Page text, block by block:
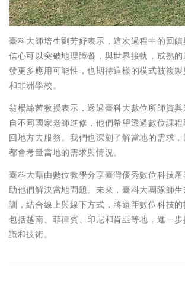
臺科大師培生劉芳妤表示，這次過程中的回
信心可以突破地理障礙，與世界接軌，成熟
發更多應用可能性，也期待這樣的模式被複
和非洲學校。
翁楊絲茜教授表示，透過臺科大數位所師資
自不同國家老師進修，他們希望透過數位課
回地方去服務。我們也深刻了解當地的需求
都會考量當地的需求與情況。
臺科大藉由數位教學分享臺灣優秀數位科技
助他們解決當地問題。未來，臺科大團隊師
訓，結合線上與線下方式，將遠距數位科技的
包括越南、菲律賓、印尼和肯亞等地，進一
識和技術。